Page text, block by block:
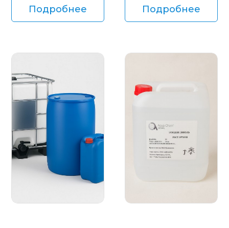
Подробнее Подробнее